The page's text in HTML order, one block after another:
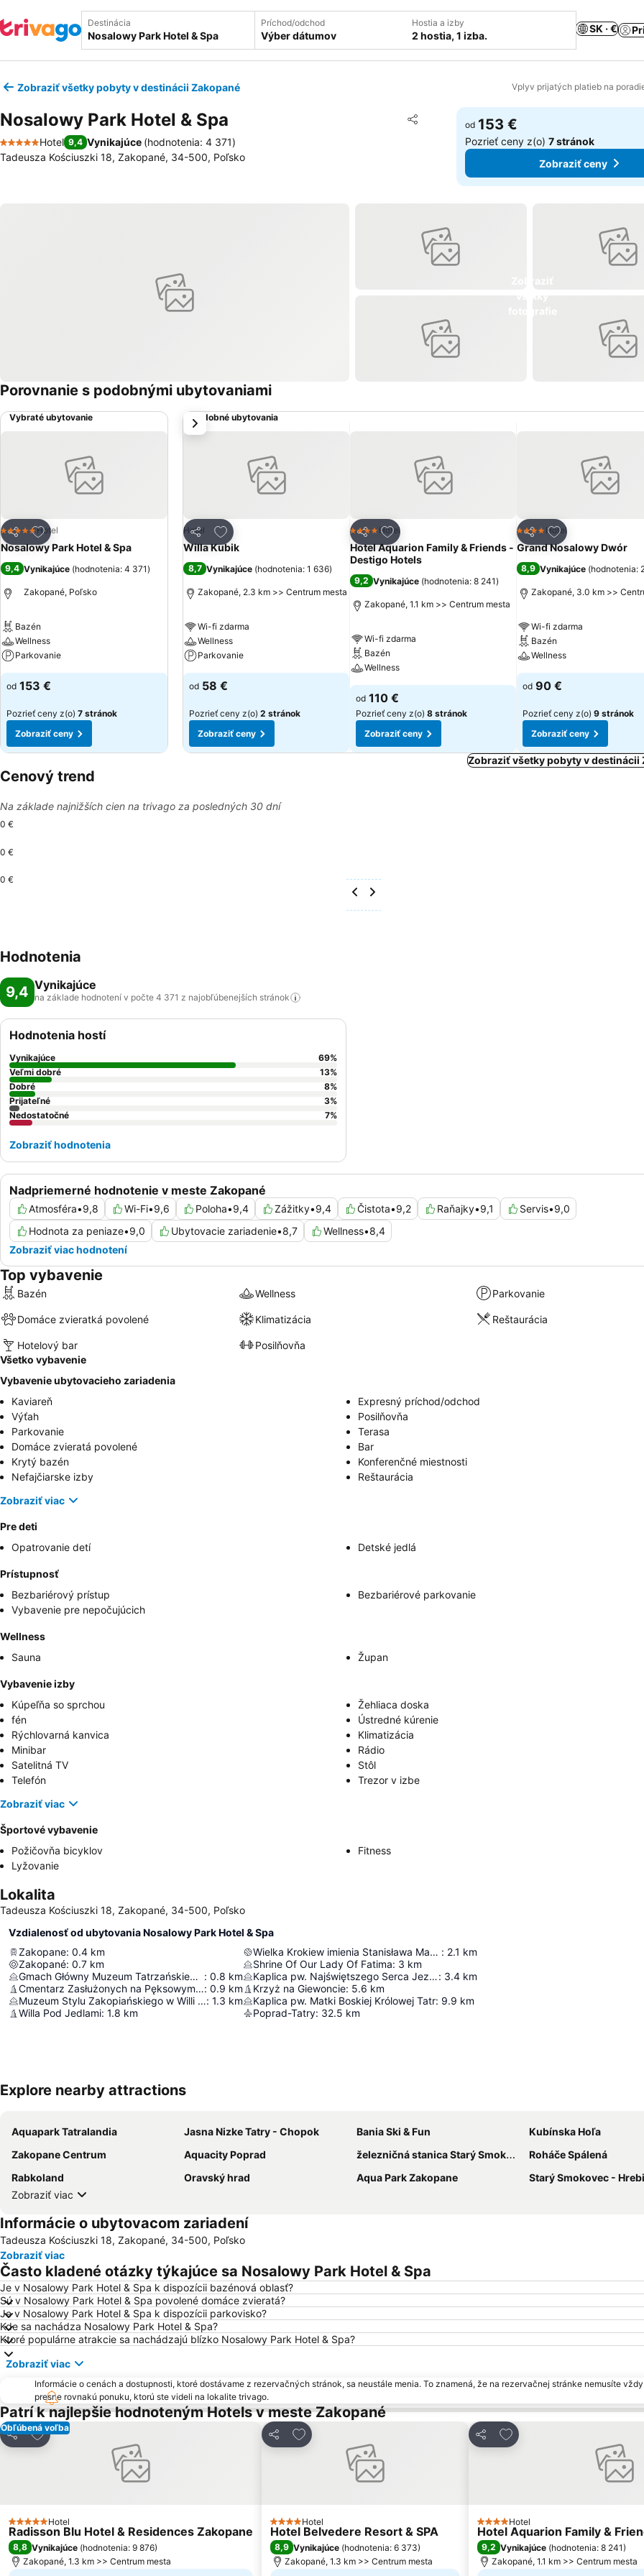
Destinácia Príchod/odchod
Výber dátumov
Hostia a izby
2 hostia, 1 izba.
SK · €
Zobraziť všetky pobyty v destinácii Zakopané Vplyv prijatých platieb na
Nosalowy Park Hotel & Spa Zdieľať
Pridať do obľúbených
5 Počet hviezdičiek
Hotel 9,4 Vynikajúce (hodnotenia: 4 371)
Tadeusza Kościuszki 18, Zakopané, 34-500, Poľsko
od 153 €
Pozrieť ceny z(o)7 stránok
Zobraziť ceny
Porovnanie s podobnými ubytovaniami
Vybraté ubytovanie
Zdieľať
Pridať do obľúbených
5 Počet hviezdičiek
Hotel
Nosalowy Park Hotel & Spa
9,4 Vynikajúce (hodnotenia: 4 371)
Zakopané, Poľsko
Bazén
Wellness
Parkovanie
od 153 €
Pozrieť ceny z(o) 7 stránok
Zobraziť ceny
Podobné ubytovania
Zdieľať
Pridať do obľúbených
Hotel
Willa Kubik
8,7 Vynikajúce (hodnotenia: 1 636)
Zakopané, 2.3 km >> Centrum mesta
Wi-fi zdarma
Wellness
Parkovanie
od 58 €
Pozrieť ceny z(o) 2 stránok
Zobraziť ceny
Zdieľať
Pridať do obľúbených
4 Počet hviezdičiek
Hotel
Hotel Aquarion Family & Friends -
Destigo Hotels
9,2 Vynikajúce (hodnotenia: 8 241)
Zakopané, 1.1 km >> Centrum mesta
Wi-fi zdarma
Bazén
Wellness
od 110 €
Pozrieť ceny z(o) 8 stránok
Zobraziť ceny
Zdieľať
Pridať do
4 Počet hviezdičiek
Hotel
Grand Nosalowy Dwór
8,9 Vynikajúce (hodnotenia:
Zakopané, 3.0 km >>
Wi-fi zdarma
Bazén
Wellness
od 90 €
Pozrieť ceny z(o) 9 stránok
Zobraziť ceny
next
Zobraziť všetky pobyty v destinácii
Cenový trend
Na základe najnižších cien na trivago za posledných 30 dní
0 €
0 €
0 €
Hodnotenia
9,4 Vynikajúce
na základe hodnotení v počte 4 371 z najobľúbenejších stránok
Nadpriemerné hodnotenie v meste Zakopané
Atmosféra•9,8 Wi-Fi•9,6 Poloha•9,4 Zážitky•9,4 Čistota•9,2 Raňajky•9,1 Servis•9,0
Hodnota za peniaze•9,0 Ubytovacie zariadenie•8,7 Wellness•8,4
Zobraziť viac hodnotení
Hodnotenia hostí
Vynikajúce 69%
Veľmi dobré
13%
Dobré
8%
Prijateľné
3%
Nedostatočné
7%
Zobraziť hodnotenia
Top vybavenie
Bazén Wellness Parkovanie
Domáce zvieratká povolené Klimatizácia Reštaurácia
Hotelový bar
Posilňovňa
Všetko vybavenie
Vybavenie ubytovacieho zariadenia
Kaviareň
Expresný príchod/odchod
Výťah
Posilňovňa
Parkovanie
Terasa
Domáce zvieratá povolené
Bar
Krytý bazén
Konferenčné miestnosti
Nefajčiarske izby
Reštaurácia
Zobraziť viac
Pre deti
Opatrovanie detí
Detské jedlá
Prístupnosť
Bezbariérový prístup
Bezbariérové parkovanie
Vybavenie pre nepočujúcich
Wellness
Sauna
Župan
Vybavenie izby
Kúpeľňa so sprchou
Žehliaca doska
fén
Ústredné kúrenie
Rýchlovarná kanvica
Klimatizácia
Minibar
Rádio
Satelitná TV
Stôl
Telefón
Trezor v izbe
Zobraziť viac
Športové vybavenie
Požičovňa bicyklov
Fitness
Lyžovanie
Lokalita
Tadeusza Kościuszki 18, Zakopané, 34-500, Poľsko
Vzdialenosť od ubytovania Nosalowy Park Hotel & Spa
Zakopane: 0.4 km
Zakopané: 0.7 km
Gmach Główny Muzeum Tatrzańskiego im. dra Tytusa Chałubińskiego : 0.8 km
Cmentarz Zasłużonych na Pęksowym Brzyzku: 0.9 km
Muzeum Stylu Zakopiańskiego w Willi Koliba: 1.3 km
Willa Pod Jedlami: 1.8 km
Wielka Krokiew imienia Stanisława Marusarza : 2.1 km
Shrine Of Our Lady Of Fatima: 3 km
Kaplica pw. Najświętszego Serca Jezusa w Jaszczurówce: 3.4 km
Krzyż na Giewoncie: 5.6 km
Kaplica pw. Matki Boskiej Królowej Tatr: 9.9 km
Poprad-Tatry: 32.5 km
Explore nearby attractions
Aquapark Tatralandia Jasna Nizke Tatry - Chopok Bania Ski & Fun
Kubínska Hoľa
Zakopane Centrum
Aquacity Poprad železničná stanica Starý Smokovec
Roháče Spálená
Rabkoland
Oravský hrad Aqua Park Zakopane
Starý Smokovec -
Zobraziť viac
Informácie o ubytovacom zariadení
Tadeusza Kościuszki 18, Zakopané, 34-500, Poľsko
Zobraziť viac
Často kladené otázky týkajúce sa Nosalowy Park Hotel & Spa
Je v Nosalowy Park Hotel & Spa k dispozícii bazénová oblasť?
Sú v Nosalowy Park Hotel & Spa povolené domáce zvieratá?
Je v Nosalowy Park Hotel & Spa k dispozícii parkovisko?
Kde sa nachádza Nosalowy Park Hotel & Spa?
Ktoré populárne atrakcie sa nachádzajú blízko Nosalowy Park Hotel & Spa?
Zobraziť viac
Informácie o cenách a dostupnosti, ktoré dostávame z rezervačných stránok, sa neustále menia. To znamená, že na rezervačnej stránke nemusíte
presne rovnakú ponuku, ktorú ste videli na lokalite trivago.
Patrí k najlepšie hodnoteným Hotels v meste Zakopané
Obľúbená voľba
Zdieľať
Pridať do obľúbených
5 Počet hviezdičiek
Hotel
Radisson Blu Hotel & Residences Zakopane
8,8 Vynikajúce (hodnotenia: 9 876)
Zakopané, 1.3 km >> Centrum mesta
Zdieľať
Pridať do obľúbených
4 Počet hviezdičiek
Hotel
Hotel Belvedere Resort & SPA
8,9 Vynikajúce (hodnotenia: 6 373)
Zakopané, 1.3 km >> Centrum mesta
Zdieľať
Pridať do obľúbených
4 Počet hviezdičiek
Hotel
Hotel Aquarion Family &
9,2 Vynikajúce (hodnotenia: 8 241)
Zakopané, 1.1 km >> Centrum mesta